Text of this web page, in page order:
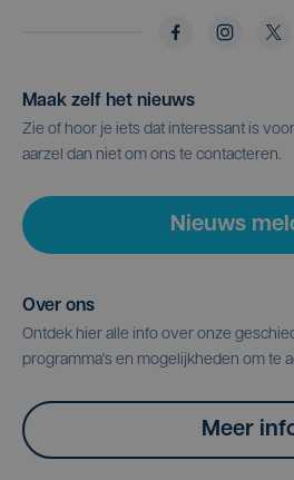
Maak zelf het nieuws
Zie of hoor je iets dat interessant is
aarzel dan niet om ons te contacteren.
Nieuws
Over ons
Ontdek hier alle info over onze
programma's en mogelijkheden om te
Meer